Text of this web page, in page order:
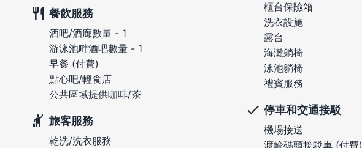
餐飲服務
酒吧/酒廊數量 - 1
游泳池畔酒吧數量 - 1
早餐 (付費)
點心吧/輕食店
公共區域提供咖啡/茶
旅客服務
乾洗/洗衣服務
櫃台保險箱
洗衣設施
露台
海灘躺椅
泳池躺椅
禮賓服務
停車和交通接駁
機場接送
渡輪碼頭接駁車 (付費)